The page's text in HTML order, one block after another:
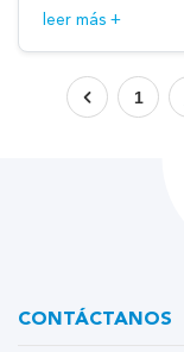
leer más +
1
CONTÁCTANOS